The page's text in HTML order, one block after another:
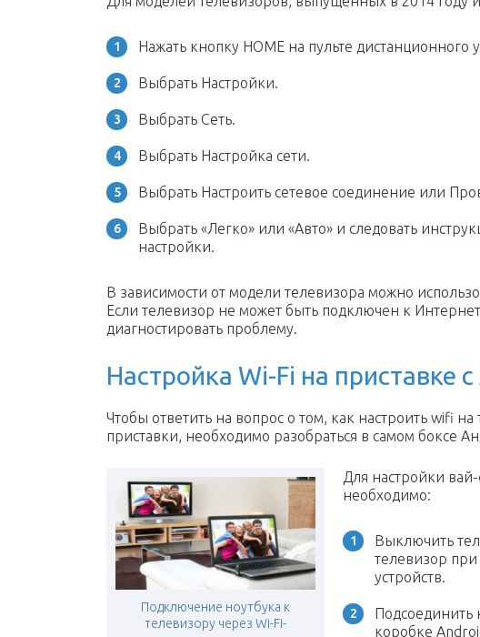
Нажать кнопку HOME на пульте дистанционного
Выбрать Настройки.
Выбрать Сеть.
Выбрать Настройка сети.
Выбрать Настроить сетевое соединение или
Выбрать «Легко» или «Авто» и следовать
настройки.
В зависимости от модели телевизора можно
Если телевизор не может быть подключен к
диагностировать проблему.
Настройка Wi-Fi на приставке
Чтобы ответить на вопрос о том, как настроить wifi
приставки, необходимо разобраться в самом боксе
Подключение ноутбука к
телевизору через Wi-Fi-
Для настройки
необходимо:
Выключить
телевизор
устройств.
Подсоединить
коробке